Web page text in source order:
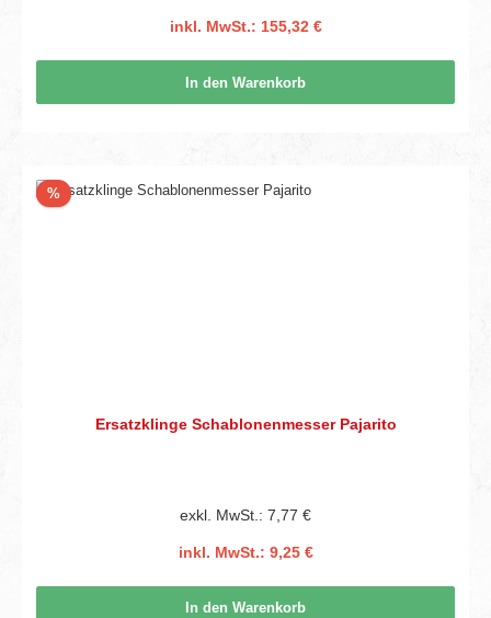
inkl. MwSt.: 155,32 €
In den Warenkorb
%Rabatt
Ersatzklinge Schablonenmesser Pajarito
exkl. MwSt.: 7,77 €
inkl. MwSt.: 9,25 €
In den Warenkorb